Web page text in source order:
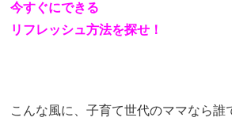
今すぐにできる
リフレッシュ方法を探せ！
こんな風に、子育て世代のママなら誰